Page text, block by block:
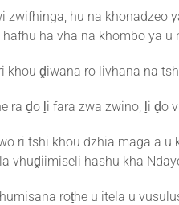
zwifhinga, hu na khonadzeo
hafhu ha vha na khombo ya u
khou ḓiwana ro livhana na
ra ḓo ḽi fara zwa zwino, ḽi ḓo
ri tshi khou dzhia maga a
vhuḓiimiseli hashu kha
roṱhe u itela u